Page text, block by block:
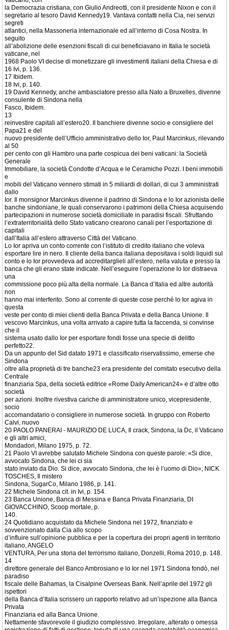
la Democrazia cristiana, con Giulio Andreotti, con il presidente Nixon e con il
segretario al tesoro David Kennedy19. Vantava contatti nella Cia, nei servizi
segreti
atlantici, nella Massoneria internazionale ed all’interno di Cosa Nostra. In
seguito
all’abolizione delle esenzioni fiscali di cui beneficiavano in Italia le società
vaticane, nel
1968 Paolo VI decise di monetizzare gli investimenti italiani della Chiesa e di
16 Ivi, p. 136.
17 Ibidem.
18 Ivi, p. 140.
19 David Kennedy, anche ambasciatore presso alla Nato a Bruxelles, divenne
consulente di Sindona nella
Fasco, Ibidem.
13
reinvestire capitali all’estero20. Il banchiere divenne socio e consigliere del
Papa21 e del
nuovo presidente dell’Ufficio amministrativo dello Ior, Paul Marcinkus, rilevando
al 50
per cento con gli Hambro una parte cospicua dei beni vaticani: la Società
Generale
Immobiliare, la società Condotte d’Acqua e le Ceramiche Pozzi. I beni immobili
e
mobili del Vaticano vennero stimati in 5 miliardi di dollari, di cui 3 amministrati
dallo
Ior. Il monsignor Marcinkus divenne il padrino di Sindona e lo Ior azionista delle
banche sindoniane, le quali conservarono i patrimoni della Chiesa acquisendo
partecipazioni in numerose società domiciliate in paradisi fiscali. Sfruttando
l’extraterritorialità dello Stato vaticano crearono canali per l’esportazione di
capitali
dall’Italia all’estero attraverso Città del Vaticano.
Lo Ior apriva un conto corrente con l’istituto di credito italiano che voleva
esportare lire in nero. Il cliente della banca italiana depositava i soldi liquidi sul
conto e lo Ior provvedeva ad accreditarglieli all’estero, nella valuta e presso la
banca che gli erano state indicate. Nell’eseguire l’operazione lo Ior distraeva
una
commissione poco più alta della normale. La Banca d’Italia ed altre autorità
non
hanno mai interferito. Sono al corrente di queste cose perché lo Ior agiva in
questa
veste per conto di miei clienti della Banca Privata e della Banca Unione. Il
vescovo Marcinkus, una volta arrivato a capire tutta la faccenda, si convinse
che il
sistema usato dallo Ior per esportare fondi fosse una specie di delitto
perfetto22.
Da un appunto del Sid datato 1971 e classificato riservatissimo, emerse che
Sindona
oltre alla proprietà di tre banche23 era presidente del comitato esecutivo della
Centrale
finanziaria Spa, della società editrice «Rome Daily American24» e d’altre otto
società
per azioni. Inoltre rivestiva cariche di amministratore unico, vicepresidente,
socio
accomandatario o consigliere in numerose società. In gruppo con Roberto
Calvi, nuovo
20 PAOLO PANERAI - MAURIZIO DE LUCA, Il crack, Sindona, la Dc, il Vaticano
e gli altri amici,
Mondadori, Milano 1975, p. 72.
21 Paolo VI avrebbe salutato Michele Sindona con queste parole: «Si dice,
avvocato Sindona, che lei ci sia
stato inviato da Dio. Si dice, avvocato Sindona, che lei è l’uomo di Dio», NICK
TOSCHES, Il mistero
Sindona, SugarCo, Milano 1986, p. 141.
22 Michele Sindona cit. in Ivi, p. 154.
23 Banca Unione, Banca di Messina e Banca Privata Finanziaria, DI
GIOVACCHINO, Scoop mortale, p.
140.
24 Quotidiano acquistato da Michele Sindona nel 1972, finanziato e
sovvenzionato dalla Cia allo scopo
d’influire sull’opinione pubblica e per la copertura dei propri agenti in territorio
italiano, ANGELO
VENTURA, Per una storia del terrorismo italiano, Donzelli, Roma 2010, p. 148.
14
direttore generale del Banco Ambrosiano e lo Ior nel 1971 Sindona fondò, nel
paradiso
fiscale delle Bahamas, la Cisalpine Overseas Bank. Nell’aprile del 1972 gli
ispettori
della Banca d’Italia scrissero un rapporto relativo ad un’ispezione alla Banca
Privata
Finanziaria ed alla Banca Unione.
Nettamente sfavorevole il giudizio complessivo. Irregolare, alterato o omessa